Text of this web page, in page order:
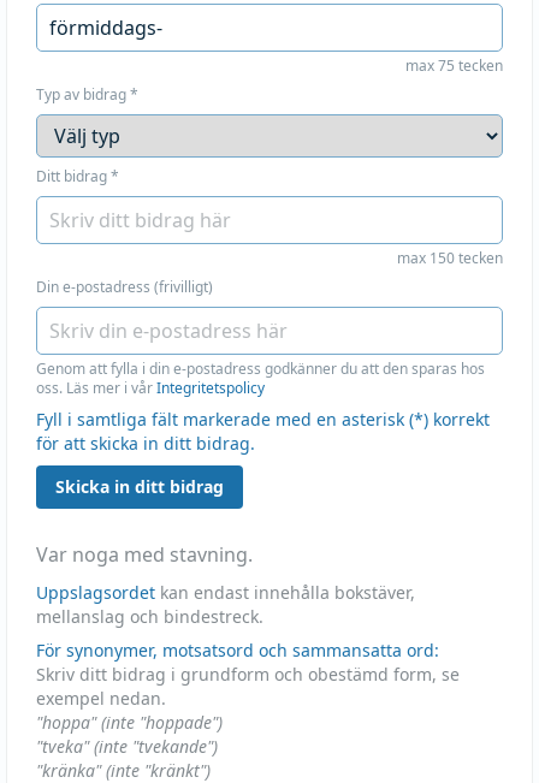
max 75 tecken
Typ av bidrag*
Ditt bidrag*
max 150 tecken
Din e-postadress (frivilligt)
Genom att fylla i din e-postadress godkänner du att den sparas hos
oss. Läs mer i vårIntegritetspolicy
Fyll i samtliga fält markerade med en asterisk (*) korrekt
för att skicka in ditt bidrag.
Skicka in ditt bidrag
Var noga med stavning.
Uppslagsordet kan endast innehålla bokstäver,
mellanslag och bindestreck.
För synonymer, motsatsord och sammansatta ord:
Skriv ditt bidrag i grundform och obestämd form, se
exempel nedan.
"hoppa" (inte "hoppade")
"tveka" (inte "tvekande")
"kränka" (inte "kränkt")